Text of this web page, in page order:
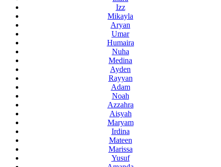
Izz
Mikayla
Aryan
Umar
Humaira
Nuha
Medina
Ayden
Rayyan
Adam
Noah
Azzahra
Aisyah
Maryam
Irdina
Mateen
Marissa
Yusuf